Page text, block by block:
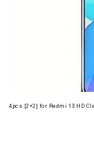
4pcs [2+2] for Redmi 13 HD